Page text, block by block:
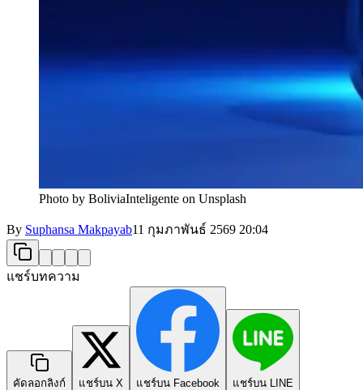
Photo by BoliviaInteligente on Unsplash
By Suphansa Makpayab11 กุมภาพันธ์ 2569 20:04
แชร์บทความ
คัดลอกลิงก์ แชร์บน X แชร์บน Facebook แชร์บน LINE